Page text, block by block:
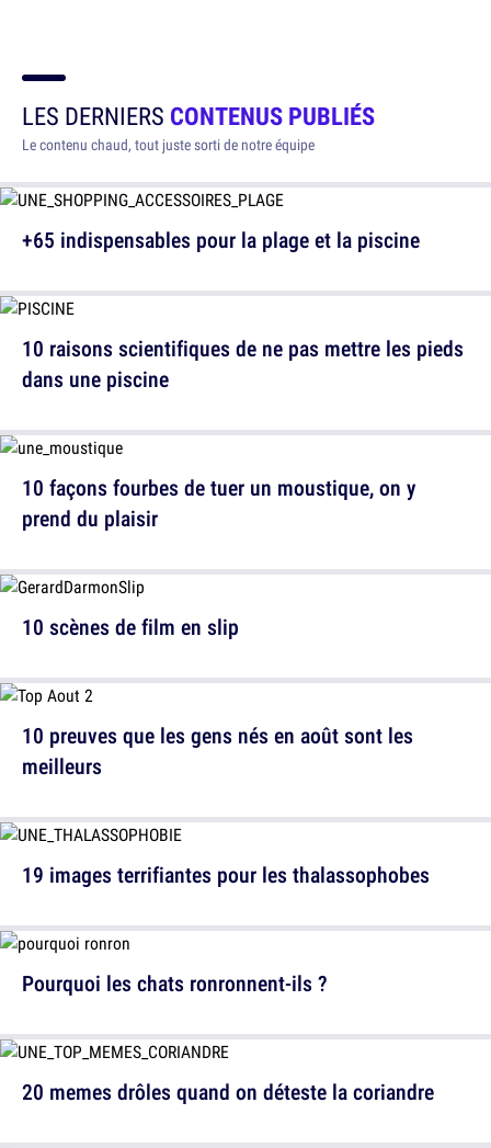
LES DERNIERS CONTENUS PUBLIÉS
Le contenu chaud, tout juste sorti de notre équipe
+65 indispensables pour la plage et la piscine
10 façons fourbes de tuer un moustique, on y
prend du plaisir
10 preuves que les gens nés en août sont les
meilleurs
Pourquoi les chats ronronnent-ils ?
10 raisons scientifiques de ne pas mettre les pieds
dans une piscine
10 scènes de film en slip
19 images terrifiantes pour les thalassophobes
20 memes drôles quand on déteste la coriandre